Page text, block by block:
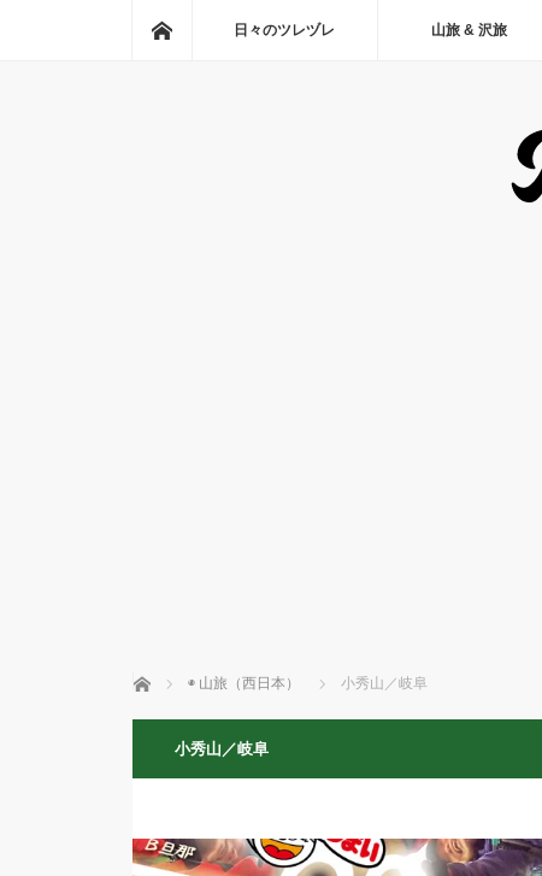
ホーム日々のツレヅレ 山旅 & 沢旅
ホーム ◉ 山旅（西日本） 小秀山／岐阜
小秀山／岐阜